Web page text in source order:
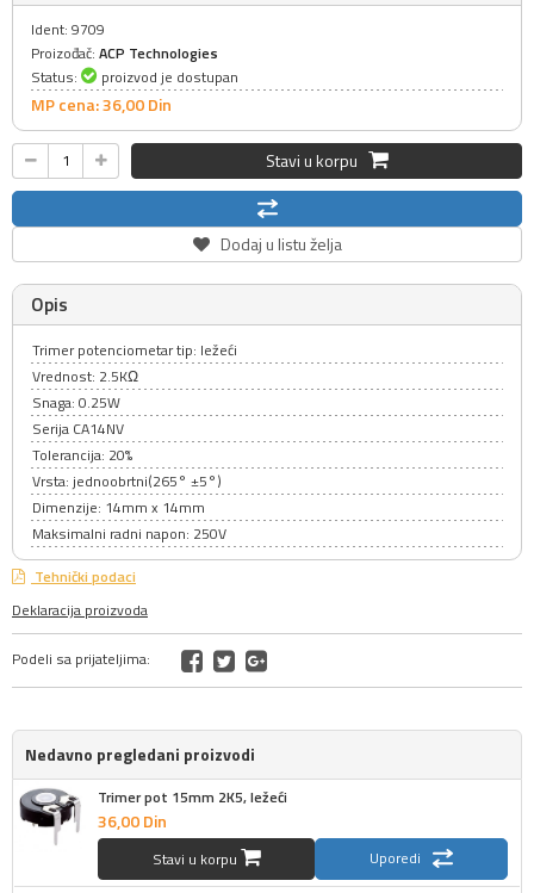
Ident: 9709
Proizođač: ACP Technologies
Status:
proizvod je dostupan
MP cena: 36,00Din
Stavi u korpu
Dodaj u listu želja
Opis
Trimer potenciometar tip: ležeći
Vrednost: 2.5KΩ
Snaga: 0.25W
Serija CA14NV
Tolerancija: 20%
Vrsta: jednoobrtni(265° ±5°)
Dimenzije: 14mm x 14mm
Maksimalni radni napon: 250V
Tehnički podaci
Deklaracija proizvoda
Podeli sa prijateljima:
Nedavno pregledani proizvodi
Trimer pot 15mm 2K5, ležeći
36,00Din
Stavi u korpu Uporedi